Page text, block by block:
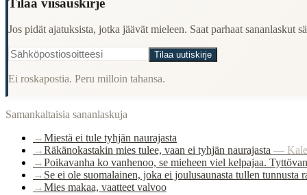
Finding quotes for speeches or writing
Cultural Context
Language:Finnish (suomi)
Origin:Finland
Jos pidät ajatuksista, jotka jäävät mieleen. Saat parhaat
Tilaa uutiskirje
Ei roskapostia. Peru milloin tahansa.
Samankaltaisia sananlaskuja
→Miestä ei tule tyhjän naurajasta
→Räkänokastakin mies tulee, vaan ei tyhjän naurajasta —
→Poikavanha ko vanhenoo, se mieheen viel kelpajaa.
→ Se ei ole suomalainen, joka ei joulusaunasta tullen
→Mies makaa, vaatteet valvoo